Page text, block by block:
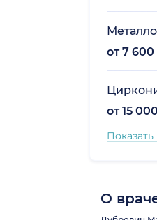
от 7
от 15
Показать
О